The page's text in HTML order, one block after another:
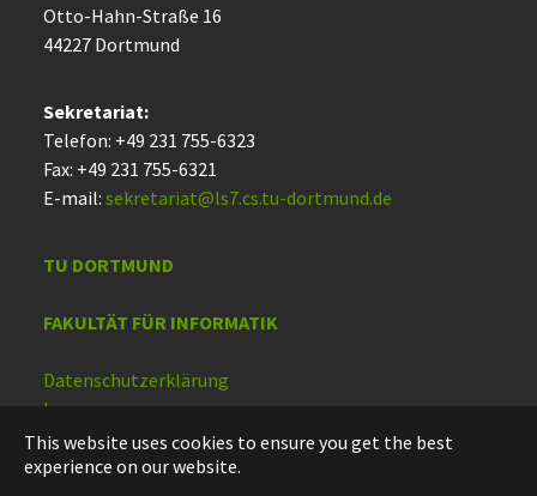
This website uses cookies to ensure you get the best
experience on our website.
Otto-Hahn-Straße 16
44227 Dort­mund
Sekretariat:
Telefon: +49 231 755-6323
Fax: +49 231 755-6321
E-mail: sekretariat@ls7.cs.tu-dortmund.de
TU DORTMUND
FAKULTÄT FÜR INFORMATIK
Datenschutzerklärung
Impressum
Barrierefreiheit